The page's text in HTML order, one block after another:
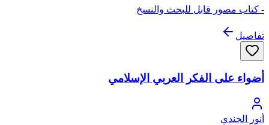
- كتاب مصور قابل للبحث والنسخ
تفاصيل
أضواء على الفكر العربي الإسلامي
أنور الجندي